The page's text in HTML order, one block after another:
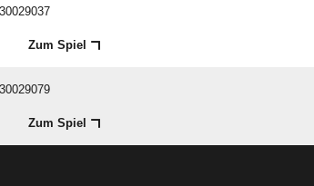
Zum Spiel
Zum Spiel